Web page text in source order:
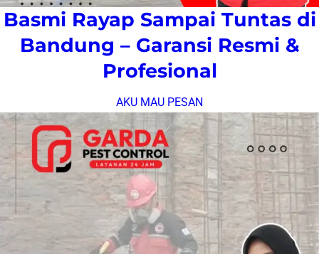
Basmi Rayap Sampai Tuntas di
Bandung – Garansi Resmi &
Profesional
AKU MAU PESAN